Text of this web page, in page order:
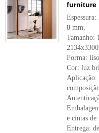
furniture
8 mm,
Tamanho:
Forma:
Cor: luz
Aplicação:
e cintas de
Entrega: